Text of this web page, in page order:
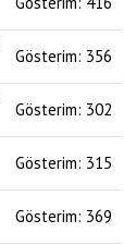
Gösterim: 356
Gösterim: 302
Gösterim: 315
Gösterim: 369